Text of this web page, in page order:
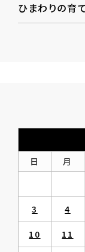
ひまわりの育
日 月
3 4
10 11